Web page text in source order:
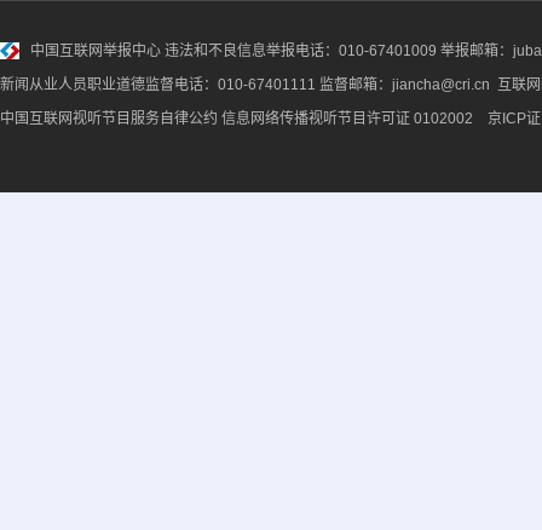
中国互联网举报中心 违法和不良信息举报电话：010-67401009 举报邮箱：
新闻从业人员职业道德监督电话：010-67401111 监督邮箱：jiancha@cri.cn 互联
中国互联网视听节目服务自律公约 信息网络传播视听节目许可证 0102002 京ICP